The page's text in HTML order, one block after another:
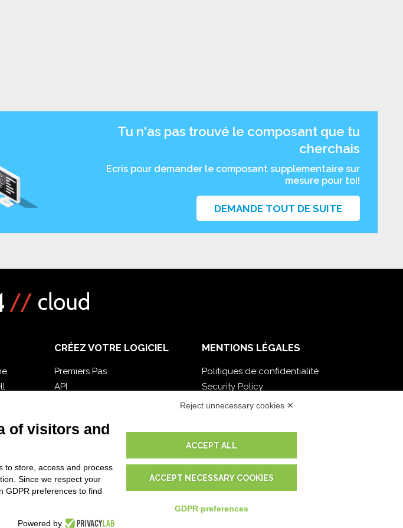
Tu n'as pas trouvé le composant que tu
cherchais
Ecris pour demander le composant supplementaire sur
mesure pour toi!
DEMANDE TOUT DE SUITE
CRÉEZ VOTRE LOGICIEL
Premiers Pas
API
MENTIONS LÉGALES
Politiques de confidentialité
Security Policy
Documentation contractuelle et RGPD
Conditions générales de vente
Conditions du service d'assistance
Paramètres cookie
Reject unnecessary cookies ✕
of visitors and
to store, access and process
Since we respect your
GDPR preferences to find
Powered by
ACCEPT ALL
ACCEPT NECESSARY COOKIES
GDPR preferences